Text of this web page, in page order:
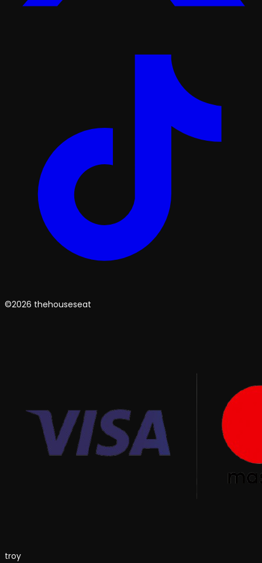
©2026 thehouseseat
troy